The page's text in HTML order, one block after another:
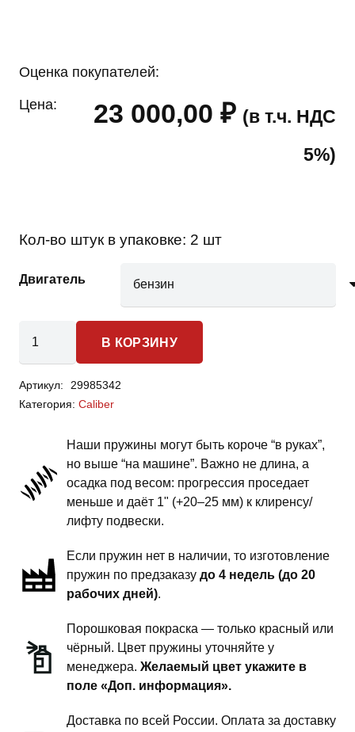
Оценка покупателей:
Цена: 23 000,00 ₽ (в т.ч. НДС
5%)
Кол-во штук в упаковке: 2 шт
Двигатель
товара
Caliber
-
передней
подвески
-
комфорт
В КОРЗИНУ
Артикул:
29985342
Категория: Caliber
Наши пружины могут быть короче “в руках”,
но выше “на машине”. Важно не длина, а
осадка под весом: прогрессия проседает
меньше и даёт 1" (+20–25 мм) к клиренсу/
лифту подвески.
Если пружин нет в наличии, то изготовление
пружин по предзаказу до 4 недель (до 20
рабочих дней).
Порошковая покраска — только красный или
чёрный. Цвет пружины уточняйте у
менеджера. Желаемый цвет укажите в
поле «Доп. информация».
Доставка по всей России. Оплата за доставку